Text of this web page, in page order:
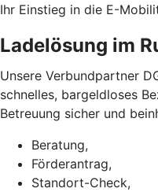
Ihr Einstieg in die E-
Ladelösung im
Unsere Verbundpartner
schnelles, bargeldloses
Betreuung sicher und
Beratung,
Förderantrag,
Standort-Check,